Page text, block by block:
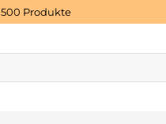
Produkte